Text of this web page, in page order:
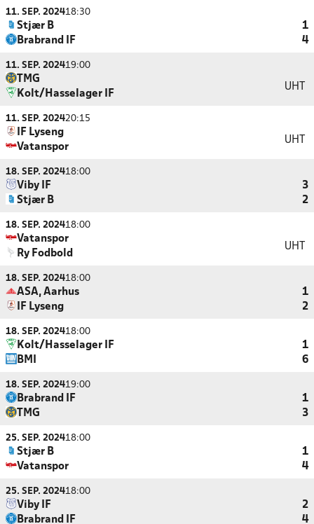
11. SEP. 202418:30
Stjær B
1
Brabrand IF
4
11. SEP. 202419:00
TMG
Kolt/Hasselager IF
UHT
11. SEP. 202420:15
IF Lyseng
Vatanspor
UHT
18. SEP. 202418:00
Viby IF
3
Stjær B
2
18. SEP. 202418:00
Vatanspor
Ry Fodbold
UHT
18. SEP. 202418:00
ASA, Aarhus
1
IF Lyseng
2
18. SEP. 202418:00
Kolt/Hasselager IF
1
BMI
6
18. SEP. 202419:00
Brabrand IF
1
TMG
3
25. SEP. 202418:00
Stjær B
1
Vatanspor
4
25. SEP. 202418:00
Viby IF
2
Brabrand IF
4